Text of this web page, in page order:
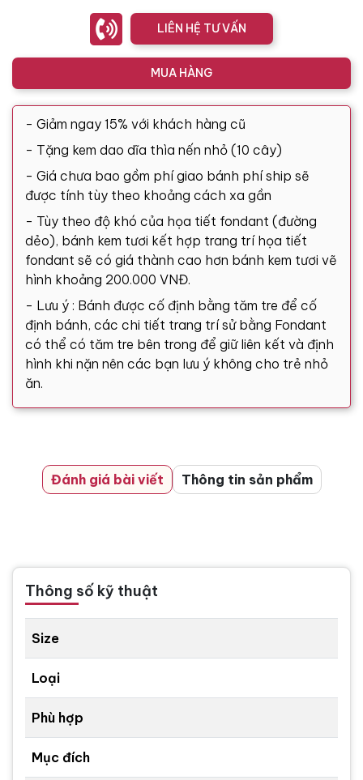
LIÊN HỆ TƯ VẤN
MUA HÀNG
- Giảm ngay 15% với khách hàng cũ
- Tặng kem dao dĩa thìa nến nhỏ (10 cây)
- Giá chưa bao gồm phí giao bánh phí ship sẽ
được tính tùy theo khoảng cách xa gần
- Tùy theo độ khó của họa tiết fondant (đường
dẻo), bánh kem tươi kết hợp trang trí họa tiết
fondant sẽ có giá thành cao hơn bánh kem tươi vẽ
hình khoảng 200.000 VNĐ.
- Lưu ý : Bánh được cố định bằng tăm tre để cố
định bánh, các chi tiết trang trí sử bằng Fondant
có thể có tăm tre bên trong để giữ liên kết và định
hình khi nặn nên các bạn lưu ý không cho trẻ nhỏ
ăn.
Đánh giá bài viết Thông tin sản phẩm
Thông số kỹ thuật
Size
Loại
Phù hợp
Mục đích